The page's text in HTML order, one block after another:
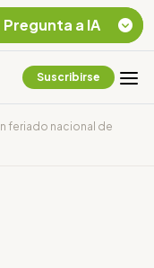
Suscribirse
feriado nacional de
Pregunta a IA
Chevron Ecuador